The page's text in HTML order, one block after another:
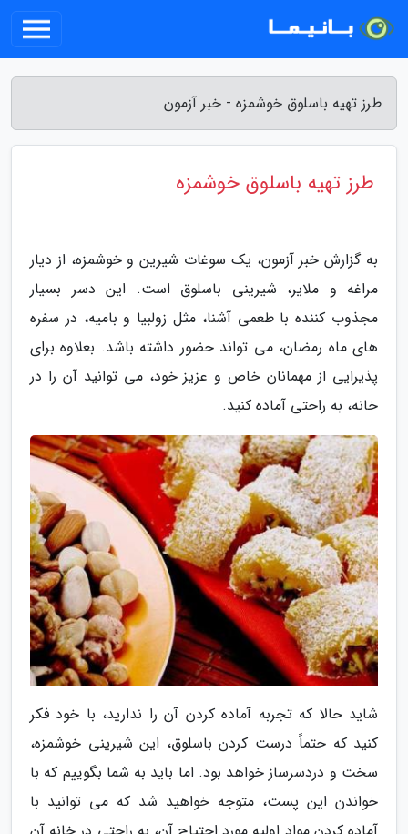
طرز تهیه باسلوق خوشمزه - خبر آزمون
طرز تهیه باسلوق خوشمزه
به گزارش خبر آزمون، یک سوغات شیرین و خوشمزه، از دیار
مراغه و ملایر، شیرینی باسلوق است. این دسر بسیار
مجذوب کننده با طعمی آشنا، مثل زولبیا و بامیه، در سفره
های ماه رمضان، می تواند حضور داشته باشد. بعلاوه برای
پذیرایی از مهمانان خاص و عزیز خود، می توانید آن را در
خانه، به راحتی آماده کنید.
شاید حالا که تجربه آماده کردن آن را ندارید، با خود فکر
کنید که حتماً درست کردن باسلوق، این شیرینی خوشمزه،
سخت و دردسرساز خواهد بود. اما باید به شما بگوییم که با
خواندن این پست، متوجه خواهید شد که می توانید با